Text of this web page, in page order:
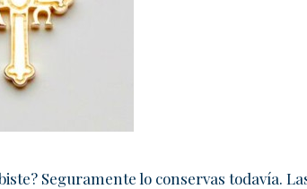
Seguramente lo conservas todavía.